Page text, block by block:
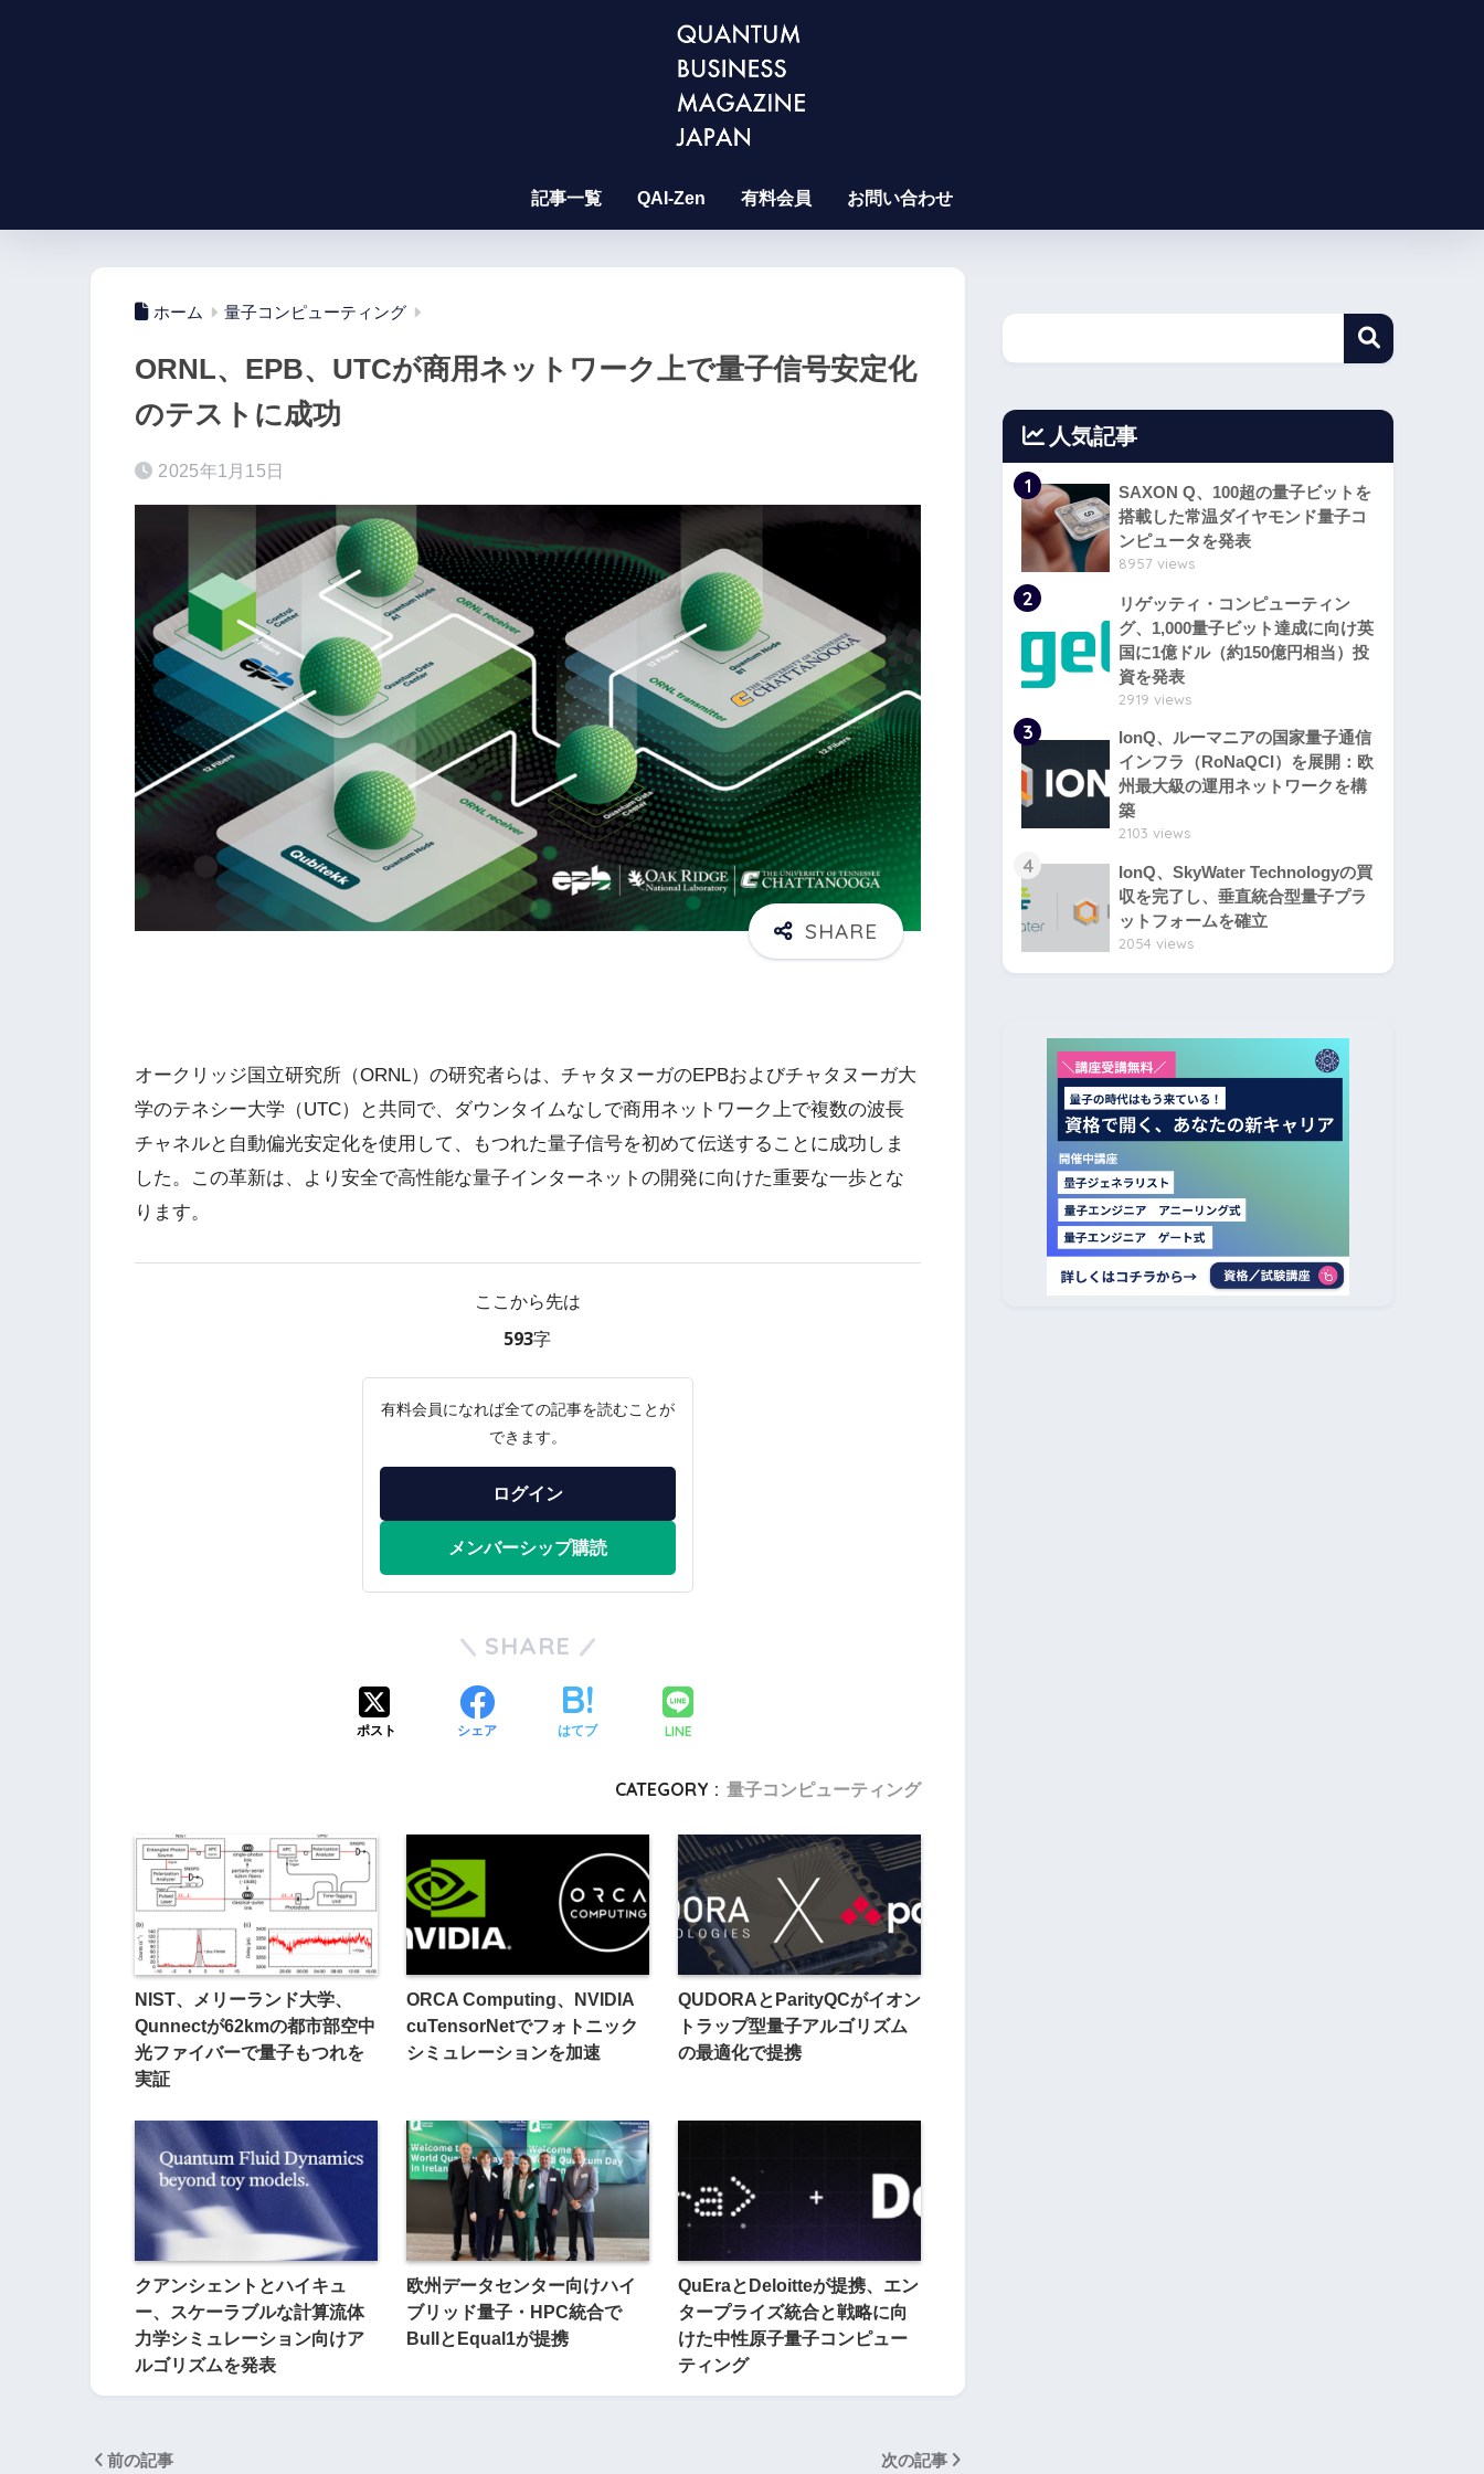
記事一覧 QAI-Zen 有料会員 お問い合わせ
ホーム 量子コンピューティング
ORNL、EPB、UTCが商用ネットワーク上で量子信号安定化
のテストに成功
2025年1月15日
オークリッジ国立研究所（ORNL）の研究者らは、チャタヌーガのEPBおよびチャタヌーガ大
学のテネシー大学（UTC）と共同で、ダウンタイムなしで商用ネットワーク上で複数の波長
チャネルと自動偏光安定化を使用して、もつれた量子信号を初めて伝送することに成功しま
した。この革新は、より安全で高性能な量子インターネットの開発に向けた重要な一歩とな
ります。
ここから先は
593字
有料会員になれば全ての記事を読むことが
できます。
ログイン
メンバーシップ購読
SHARE
ポスト シェア はてブ LINE
CATEGORY : 量子コンピューティング
NIST、メリーランド大学、
Qunnectが62kmの都市部空中
光ファイバーで量子もつれを
実証
ORCA Computing、NVIDIA
cuTensorNetでフォトニック
シミュレーションを加速
QUDORAとParityQCがイオン
トラップ型量子アルゴリズム
の最適化で提携
クアンシェントとハイキュ
ー、スケーラブルな計算流体
力学シミュレーション向けア
ルゴリズムを発表
欧州データセンター向けハイ
ブリッド量子・HPC統合で
BullとEqual1が提携
QuEraとDeloitteが提携、エン
タープライズ統合と戦略に向
けた中性原子量子コンピュー
ティング
前の記事 次の記事
人気記事
1
SAXON Q、100超の量子ビットを
搭載した常温ダイヤモンド量子コ
ンピュータを発表
8957 views
2
リゲッティ・コンピューティン
グ、1,000量子ビット達成に向け英
国に1億ドル（約150億円相当）投
資を発表
2919 views
3
IonQ、ルーマニアの国家量子通信
インフラ（RoNaQCI）を展開：欧
州最大級の運用ネットワークを構
築
2103 views
4
IonQ、SkyWater Technologyの買
収を完了し、垂直統合型量子プラ
ットフォームを確立
2054 views